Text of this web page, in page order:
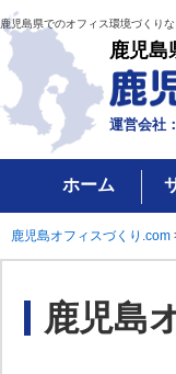
鹿児島県でのオフィス環境づくり
鹿児島
運営会社
ホーム
鹿児島オフィスづくり.com
鹿児島